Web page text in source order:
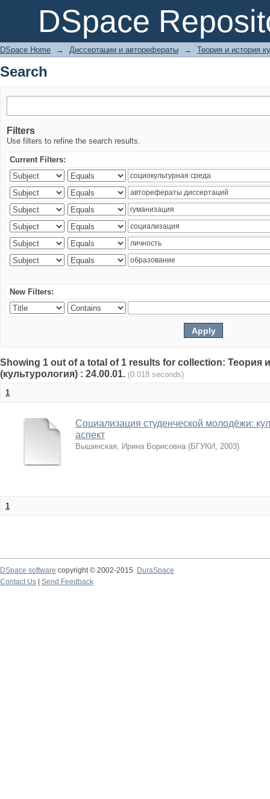
DSpace
Search
DSpace Home → Диссертации и авторефераты → Теория и история
Search
Filters
Use filters to refine the search results.
Current Filters:
New Filters:
Showing 1 out of a total of 1 results for collection: Теория
(культурология) : 24.00.01. (0.018 seconds)
1
Социализация студенческой молодёжи:
аспект
Вышинская, Ирина Борисовна (БГУКИ, 2003)
1
DSpace software copyright © 2002-2015
DuraSpace
Contact Us
Send Feedback